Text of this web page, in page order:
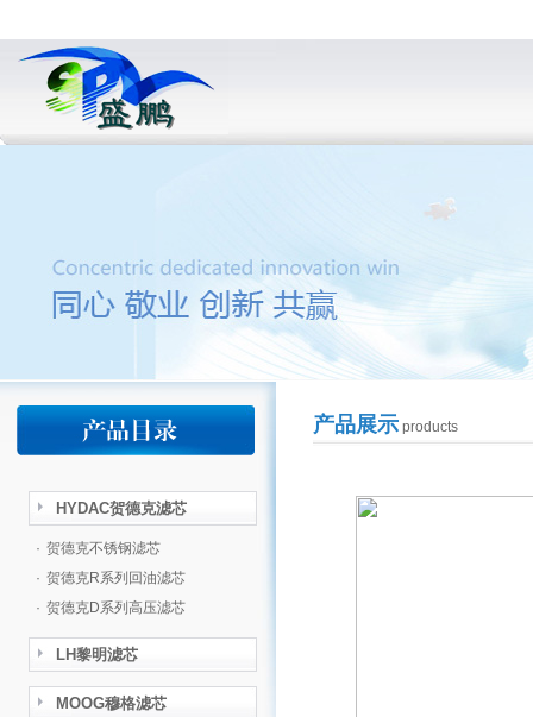
HYDAC贺德克滤芯
· 贺德克不锈钢滤芯
· 贺德克R系列回油滤芯
· 贺德克D系列高压滤芯
LH黎明滤芯
MOOG穆格滤芯
产品展示products